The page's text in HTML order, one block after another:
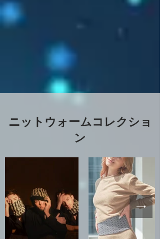
ニットウォームコレクショ
ン